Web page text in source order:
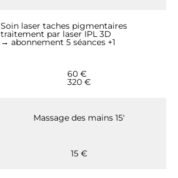
Soin laser taches pigmentaires
traitement par laser IPL 3D
→ abonnement 5 séances +1
60 €
320 €
Massage des mains 15′
15 €